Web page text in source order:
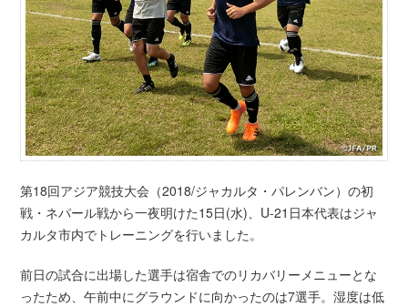
第18回アジア競技大会（2018/ジャカルタ・パレンバン）の初
戦・ネパール戦から一夜明けた15日(水)、U-21日本代表はジャ
カルタ市内でトレーニングを行いました。
前日の試合に出場した選手は宿舎でのリカバリーメニューとな
ったため、午前中にグラウンドに向かったのは7選手。湿度は低